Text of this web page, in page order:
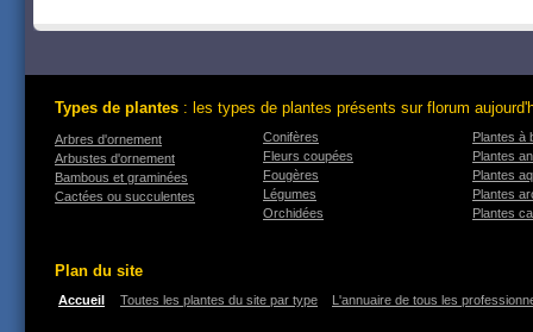
Types de plantes : les types de plantes présents sur florum
Arbres d'ornement
Arbustes d'ornement
Bambous et graminées
Cactées ou succulentes
Conifères
Fleurs coupées
Fougères
Légumes
Orchidées
Plantes à
Plantes
Plantes
Plantes
Plantes
Plan du site
Accueil Toutes les plantes du site par type L'annuaire de tous les